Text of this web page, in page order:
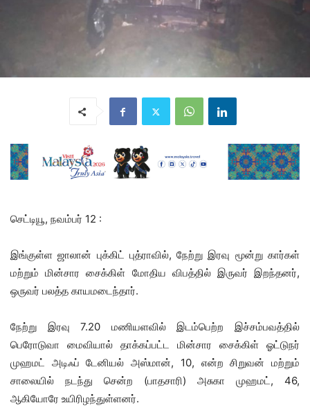
செட்டியூ, நவம்பர் 12 :
இங்குள்ள ஜாலான் புக்கிட் புத்ராவில், நேற்று இரவு மூன்று கார்கள்
மற்றும் மின்சார சைக்கிள் மோதிய விபத்தில் இருவர் இறந்தனர்,
ஒருவர் பலத்த காயமடைந்தார்.
நேற்று இரவு 7.20 மணியளவில் இடம்பெற்ற இச்சம்பவத்தில்
பெரோடுவா மைவியால் தாக்கப்பட்ட மின்சார சைக்கிள் ஓட்டுநர்
முஹமட் அடிஃப் டேனியல் அஸ்மான், 10, என்ற சிறுவன் மற்றும்
சாலையில் நடந்து சென்ற (பாதசாரி) அசுகா முஹமட், 46,
ஆகியோரே உயிரிழந்துள்ளனர்.